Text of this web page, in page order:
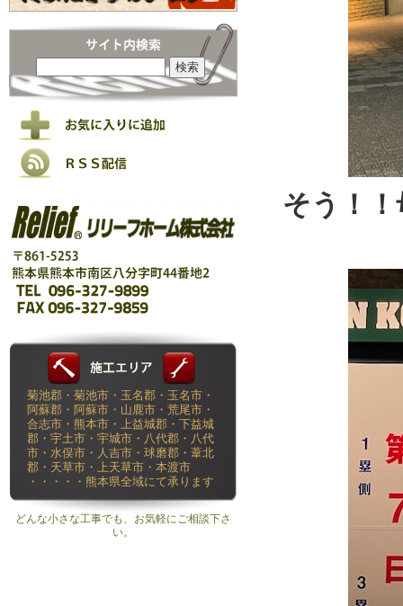
そう！
菊池郡・菊池市・玉名郡・玉名市・
阿蘇郡・阿蘇市・山鹿市・荒尾市・
合志市・熊本市・上益城郡・下益城
郡・宇土市・宇城市・八代郡・八代
市・水俣市・人吉市・球磨郡・葦北
郡・天草市・上天草市・本渡市
・・・・・熊本県全域にて承ります
どんな小さな工事でも、お気軽にご相談下さ
い。